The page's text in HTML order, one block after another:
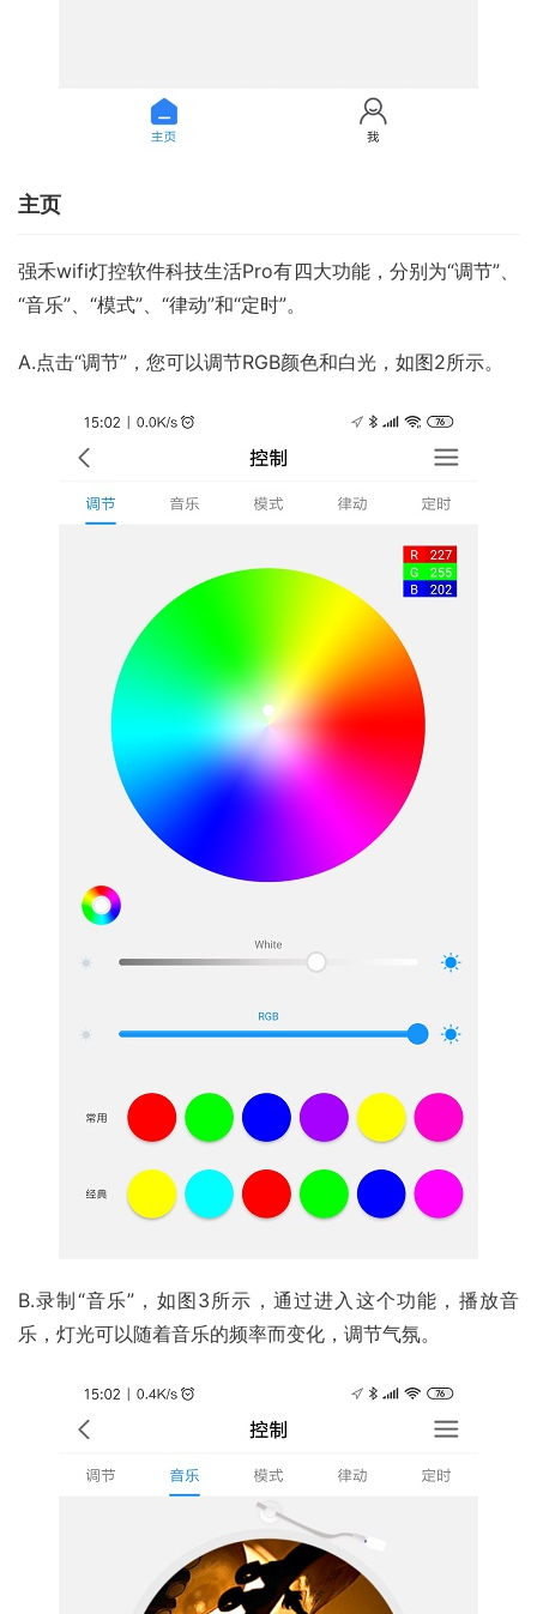
主页
强禾wifi灯控软件科技生活Pro有四大功能，分别为“调节”、
“音乐”、“模式”、“律动”和“定时”。
A.点击“调节”，您可以调节RGB颜色和白光，如图2所示。
B.录制“音乐”，如图3所示，通过进入这个功能，播放音
乐，灯光可以随着音乐的频率而变化，调节气氛。